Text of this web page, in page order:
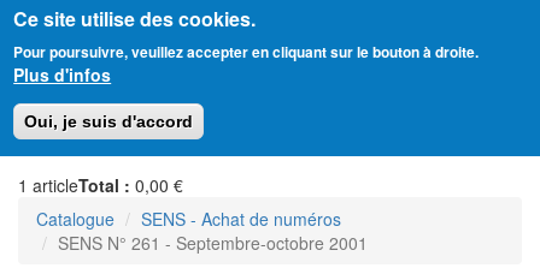
Ce site utilise des cookies.
Pour poursuivre, veuillez accepter en cliquant sur le bouton à droite.
Plus d'infos
Oui, je suis d'accord
au
contenu
principal
Amitié Judéo-Chrétienne de France
1 articleTotal : 0,00 €
Catalogue
SENS - Achat de numéros
SENS N° 261 - Septembre-octobre 2001